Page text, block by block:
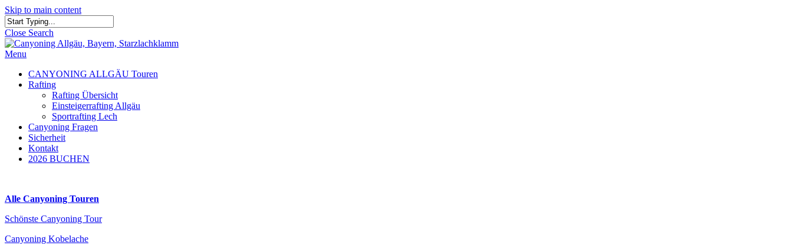
Skip to main content
Close Search
Menu
CANYONING ALLGÄU Touren
Rafting
Rafting Übersicht
Einsteigerrafting Allgäu
Sportrafting Lech
Canyoning Fragen
Sicherheit
Kontakt
2026 BUCHEN
Alle Canyoning Touren
Schönste Canyoning Tour
Canyoning Kobelache